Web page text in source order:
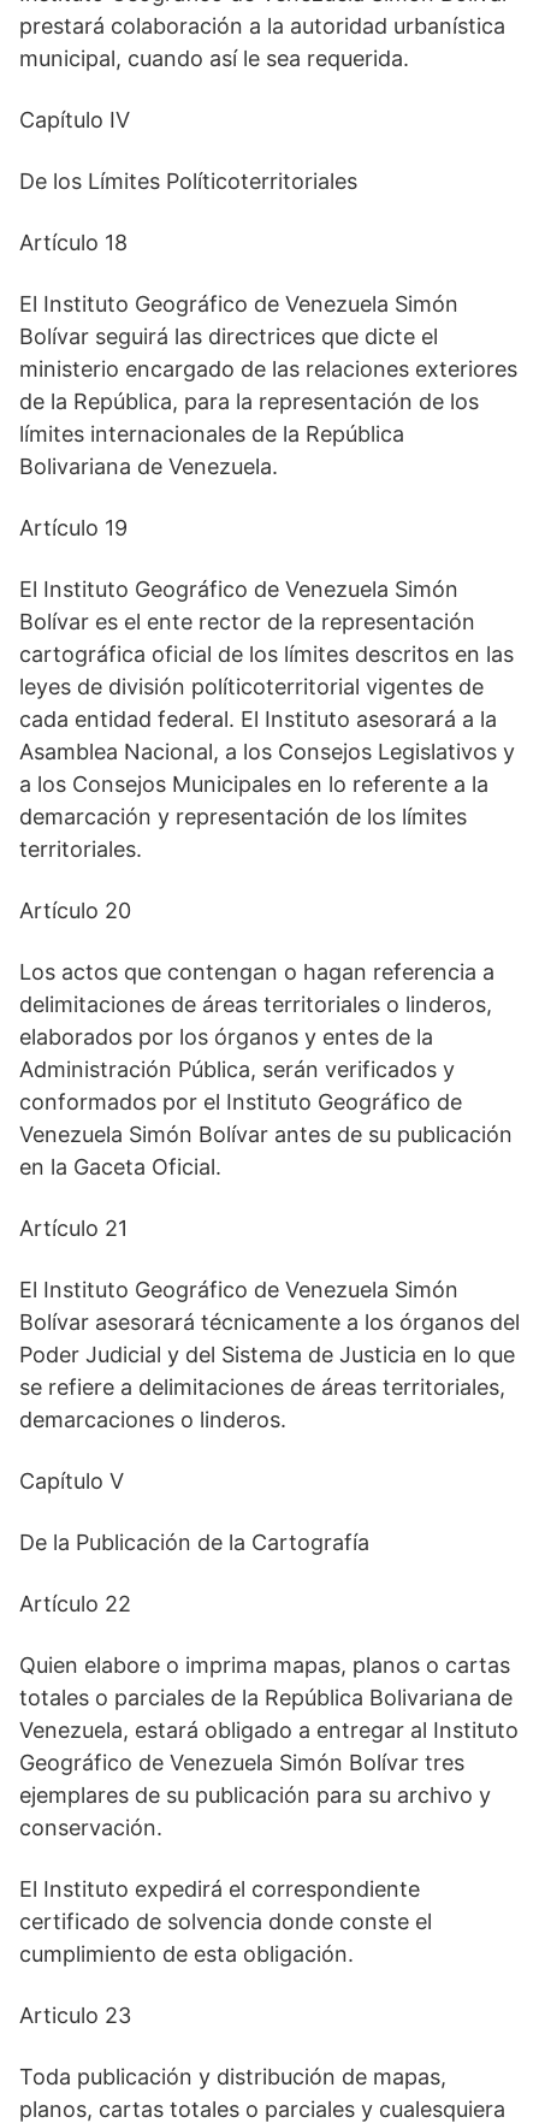
prestará colaboración a la autoridad urbanística
municipal, cuando así le sea requerida.
Capítulo IV
De los Límites Políticoterritoriales
Artículo 18
El Instituto Geográfico de Venezuela Simón
Bolívar seguirá las directrices que dicte el
ministerio encargado de las relaciones exteriores
de la República, para la representación de los
límites internacionales de la República
Bolivariana de Venezuela.
Artículo 19
El Instituto Geográfico de Venezuela Simón
Bolívar es el ente rector de la representación
cartográfica oficial de los límites descritos en las
leyes de división políticoterritorial vigentes de
cada entidad federal. El Instituto asesorará a la
Asamblea Nacional, a los Consejos Legislativos y
a los Consejos Municipales en lo referente a la
demarcación y representación de los límites
territoriales.
Artículo 20
Los actos que contengan o hagan referencia a
delimitaciones de áreas territoriales o linderos,
elaborados por los órganos y entes de la
Administración Pública, serán verificados y
conformados por el Instituto Geográfico de
Venezuela Simón Bolívar antes de su publicación
en la Gaceta Oficial.
Artículo 21
El Instituto Geográfico de Venezuela Simón
Bolívar asesorará técnicamente a los órganos del
Poder Judicial y del Sistema de Justicia en lo que
se refiere a delimitaciones de áreas territoriales,
demarcaciones o linderos.
Capítulo V
De la Publicación de la Cartografía
Artículo 22
Quien elabore o imprima mapas, planos o cartas
totales o parciales de la República Bolivariana de
Venezuela, estará obligado a entregar al Instituto
Geográfico de Venezuela Simón Bolívar tres
ejemplares de su publicación para su archivo y
conservación.
El Instituto expedirá el correspondiente
certificado de solvencia donde conste el
cumplimiento de esta obligación.
Articulo 23
Toda publicación y distribución de mapas,
planos, cartas totales o parciales y cualesquiera